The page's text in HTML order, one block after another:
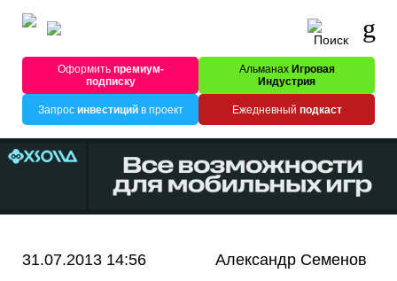
Оформитьпремиум-
подписку
Альманах Игровая
Индустрия
Запрос инвестицийв проект Ежедневный подкаст
31.07.2013 14:56 Александр Семенов